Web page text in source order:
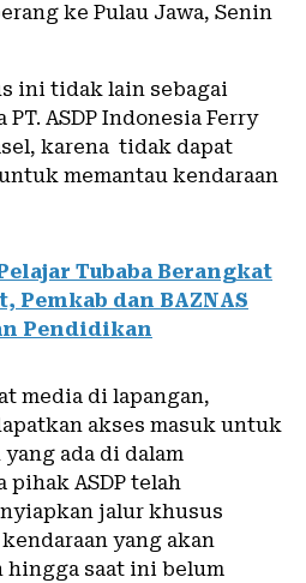
ke Pulau Jawa, Senin
ini tidak lain sebagai
ASDP Indonesia Ferry
karena tidak dapat
memantau kendaraan
Tubaba Berangkat
Pemkab dan BAZNAS
Pendidikan
media di lapangan,
akses masuk untuk
ada di dalam
pihak ASDP telah
jalur khusus
yang akan
hingga saat ini belum